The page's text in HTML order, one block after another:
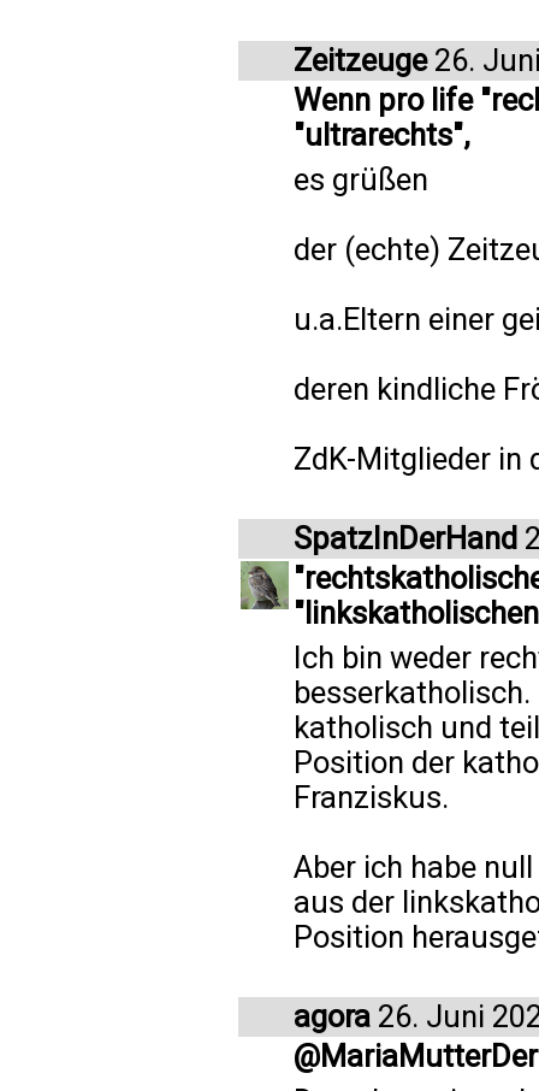
Zeitzeuge26.
Wenn pro life
"ultrarechts",
es grüßen
der (echte)
u.a.Eltern einer
deren kindliche
ZdK-Mitglieder in
SpatzInDerHand
Ich bin weder
katholisch und
Position der
Franziskus.
Aber ich habe
aus der
Position
agora 26. Juni